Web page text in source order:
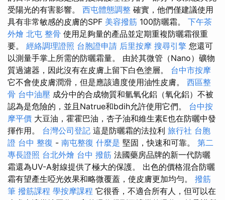
受陽光的有害影響。 西屯體態調整 確實，他們僅建議使用
具有非常敏感的皮膚的SPF 美容撥筋 100防曬霜。 下午茶
外燴 北屯 整骨 使用足夠量的產品並定期重複防曬霜很重
要。 經絡調理證照 台胞證申請 后里按摩 搜尋引擎 您還可
以測量手掌上所需的防曬霜量。 由於其微管（Nano）礦物
質過濾器，因此沒有在皮膚上留下白色塗層。 台中市按摩
它不會使皮膚潤滑，但是應該適度使用油性皮膚。 西區整
骨 台中油壓 成分中的合成物質和氫氧化鋁（氧化鋁）不被
認為是危險的，並且Natrue和bdih允許使用它們。 台中按
摩平價 大豆油，霍霍巴油，杏子油和維生素E也在防曬中發
揮作用。 台灣公司登記 這是防曬霜的法拉利 旅行社 台胞
證 台中 整復 - 南屯整復 什麼是 堅固，快速和可靠。 第二
專長證照 台北外燴 台中 撥筋 法國藥房品牌的新一代防曬
霜還為UV-A射線提供了極大的保護。 出色的價格混合防曬
霜有望產生啞光效果和略微覆蓋，使皮膚更加均勻。 撥筋
筆 撥筋課程 學按摩課程 它很香，不適合所有人，但可以在